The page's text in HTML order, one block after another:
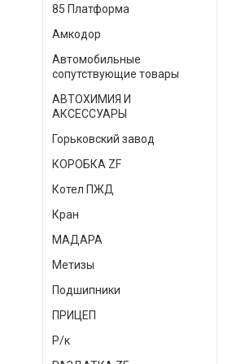
85 Платформа
Амкодор
Автомобильные
сопутствующие товары
АВТОХИМИЯ И
АКСЕССУАРЫ
Горьковский завод
КОРОБКА ZF
Котел ПЖД
Кран
МАДАРА
Метизы
Подшипники
ПРИЦЕП
Р/к
SRVFI020005616
в наличии
5 095,00 Р
В корзину